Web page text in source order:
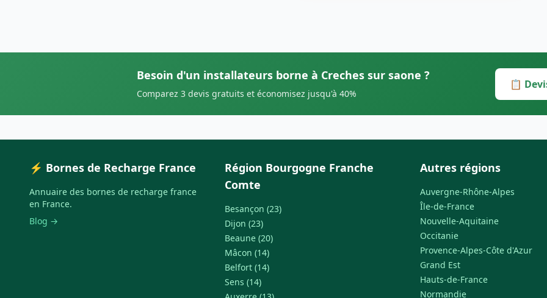
Besoin d'un installateurs borne à Creches sur saone ?
Comparez 3 devis gratuits et économisez jusqu'à 40%
📋
⚡ Bornes de Recharge France
Annuaire des bornes de recharge france
en France.
Blog →
Région Bourgogne Franche
Comte
Besançon (23)
Dijon (23)
Beaune (20)
Mâcon (14)
Belfort (14)
Sens (14)
Autres régions
Auvergne-Rhône-Alpes
Île-de-France
Nouvelle-Aquitaine
Occitanie
Provence-Alpes-Côte d'Azur
Grand Est
Hauts-de-France
Normandie